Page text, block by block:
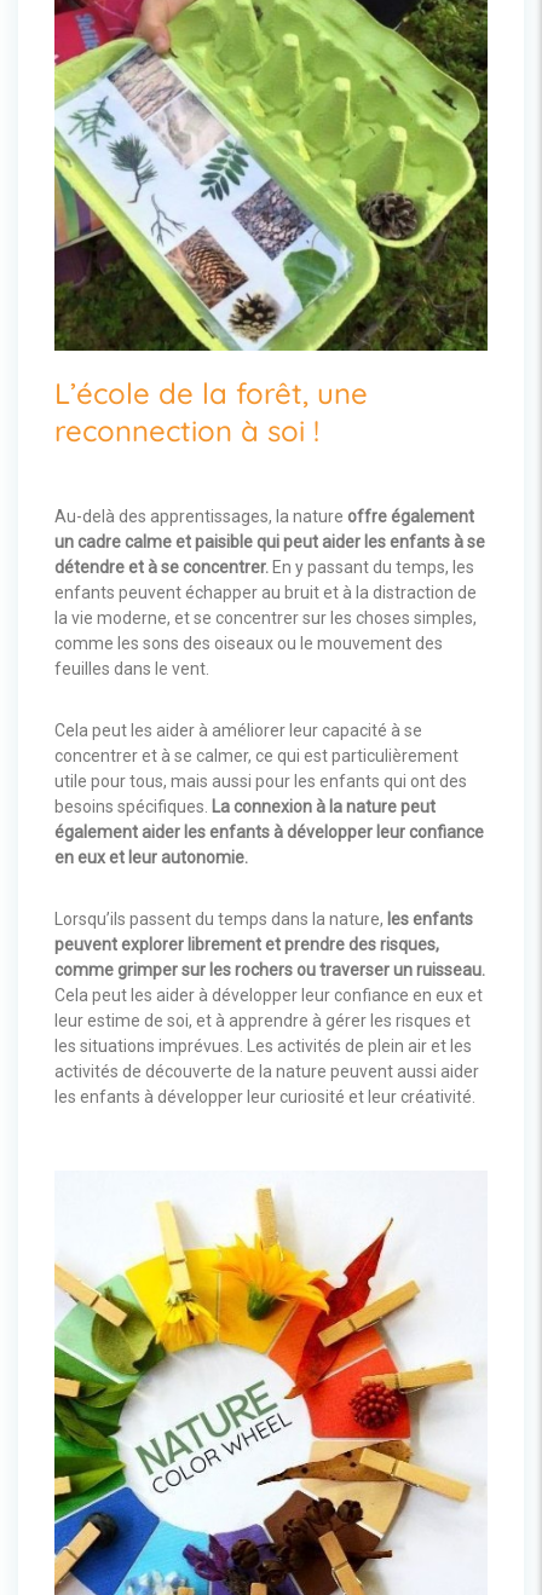
L’école de la forêt, une
reconnection à soi !
Au-delà des apprentissages, la nature offre également
un cadre calme et paisible qui peut aider les enfants à se
détendre et à se concentrer. En y passant du temps, les
enfants peuvent échapper au bruit et à la distraction de
la vie moderne, et se concentrer sur les choses simples,
comme les sons des oiseaux ou le mouvement des
feuilles dans le vent.
Cela peut les aider à améliorer leur capacité à se
concentrer et à se calmer, ce qui est particulièrement
utile pour tous, mais aussi pour les enfants qui ont des
besoins spécifiques. La connexion à la nature peut
également aider les enfants à développer leur confiance
en eux et leur autonomie.
Lorsqu’ils passent du temps dans la nature, les enfants
peuvent explorer librement et prendre des risques,
comme grimper sur les rochers ou traverser un ruisseau.
Cela peut les aider à développer leur confiance en eux et
leur estime de soi, et à apprendre à gérer les risques et
les situations imprévues. Les activités de plein air et les
activités de découverte de la nature peuvent aussi aider
les enfants à développer leur curiosité et leur créativité.